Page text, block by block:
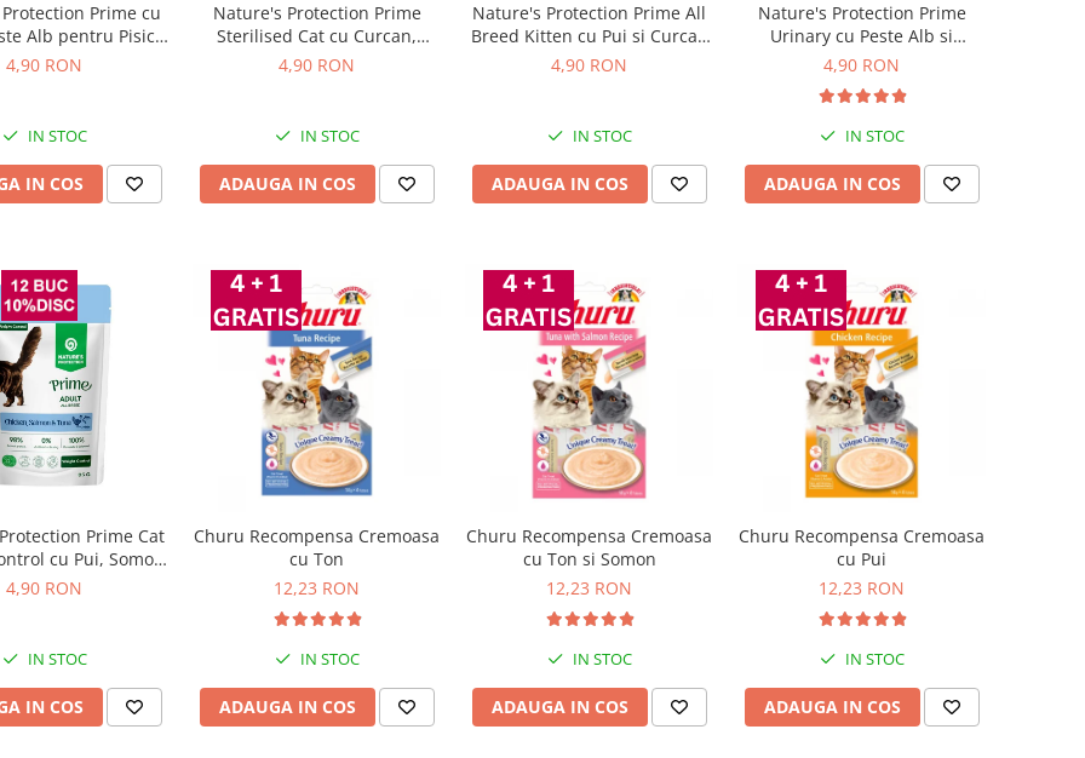
Prime cu
Alb pentru Pisici
85 Gr
4,90 RON
IN STOC
IN COS
Nature's Protection Prime
Sterilised Cat cu Curcan,
Fazan si Merisoare 85 Gr
4,90 RON
IN STOC
ADAUGA IN COS
Nature's Protection Prime All
Breed Kitten cu Pui si Curcan
85 Gr
4,90 RON
IN STOC
ADAUGA IN COS
Nature's Protection Prime
Urinary cu Peste Alb si
Merisoare pentru Pisici 85 Gr
4,90 RON
IN STOC
ADAUGA IN COS
Prime Cat
cu Pui, Somon
si Ton 85 Gr
4,90 RON
IN STOC
IN COS
Churu Recompensa Cremoasa
cu Ton
12,23 RON
IN STOC
ADAUGA IN COS
Churu Recompensa Cremoasa
cu Ton si Somon
12,23 RON
IN STOC
ADAUGA IN COS
Churu Recompensa Cremoasa
cu Pui
12,23 RON
IN STOC
ADAUGA IN COS